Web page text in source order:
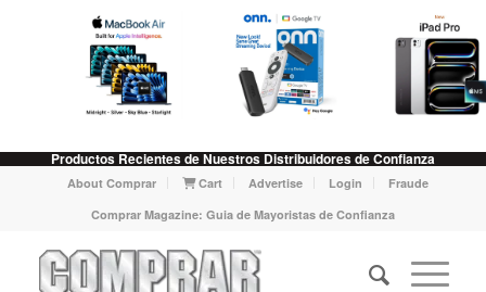
Productos Recientes de Nuestros Distribuidores de Confianza
About Comprar Cart Advertise Login
Fraude
Comprar Magazine: Guia de Mayoristas de Confianza